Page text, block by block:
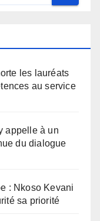
les lauréats
au service
appelle à un
du dialogue
: Nkoso Kevani
sa priorité